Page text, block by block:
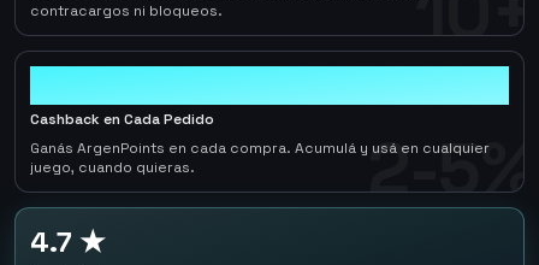
contracargos ni bloqueos.
2-5%
Cashback en Cada Pedido
Ganás ArgenPoints en cada compra. Acumulá y usá en cualquier
juego, cuando quieras.
4.7 ★